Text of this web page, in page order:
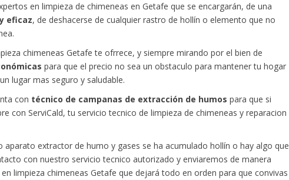
en limpieza de chimeneas en Getafe que se encargarán, de una
eficaz, de deshacerse de cualquier rastro de hollín o elemento que no
chimeneas Getafe te ofrrece, y siempre mirando por el bien de
para que el precio no sea un obstaculo para mantener tu hogar
lugar mas seguro y saludable.
con técnico de campanas de extracción de humos para que si
con ServiCald, tu servicio tecnico de limpieza de chimeneas y reparacion
aparato extractor de humo y gases se ha acumulado hollín o hay algo que
con nuestro servicio tecnico autorizado y enviaremos de manera
limpieza chimeneas Getafe que dejará todo en orden para que convivas